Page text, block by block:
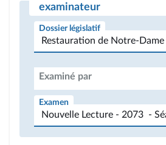
examinateur
Dossier législatif
Examiné par
Examen